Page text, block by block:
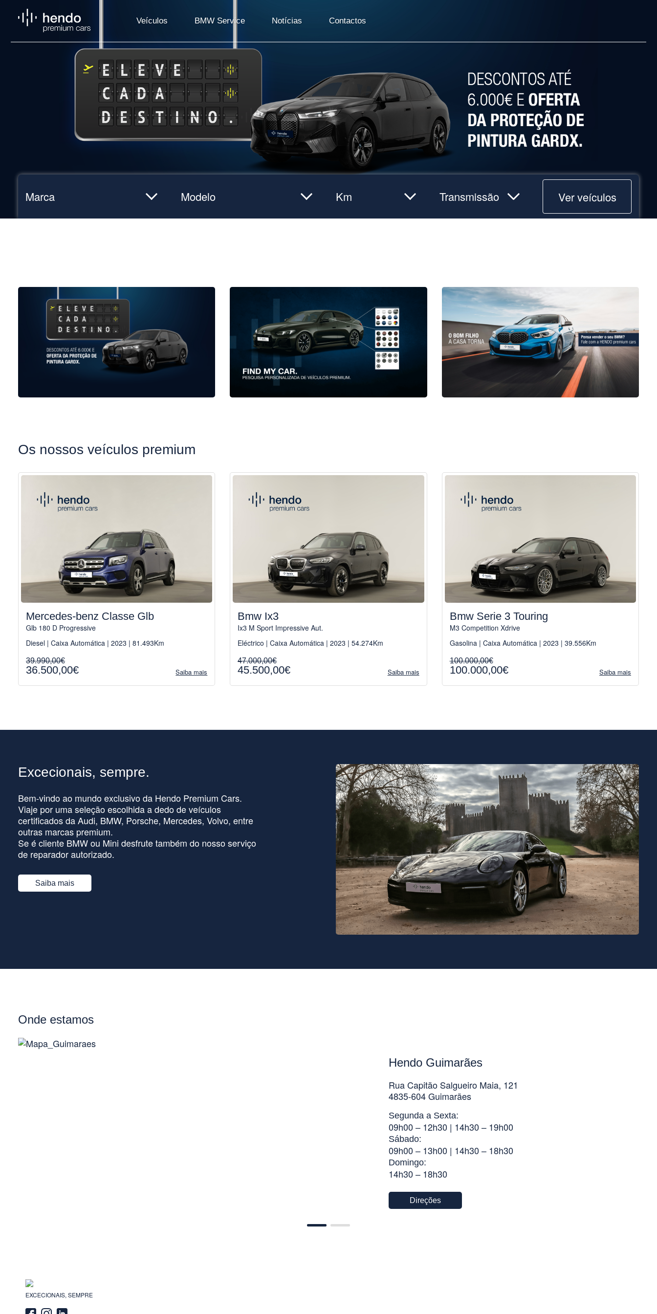
Veículos BMW Service Notícias Contactos
Ver veículos
Os nossos veículos premium
Mercedes-benz Classe Glb
Glb 180 D Progressive
Diesel | Caixa Automática | 2023 | 81.493Km
39.990,00€
36.500,00€ Saiba mais
Bmw Ix3
Ix3 M Sport Impressive Aut.
Eléctrico | Caixa Automática | 2023 | 54.274Km
47.000,00€
45.500,00€ Saiba mais
Bmw Serie 3 Touring
M3 Competition Xdrive
Gasolina | Caixa Automática | 2023 | 39.556Km
100.000,00€
100.000,00€ Saiba mais
Excecionais, sempre.
Bem-vindo ao mundo exclusivo da Hendo Premium Cars.
Viaje por uma seleção escolhida a dedo de veículos
certificados da Audi, BMW, Porsche, Mercedes, Volvo, entre
outras marcas premium.
Se é cliente BMW ou Mini desfrute também do nosso serviço
de reparador autorizado.
Saiba mais
Onde estamos
Hendo Guimarães
Rua Capitão Salgueiro Maia, 121
4835-604 Guimarães
Segunda a Sexta:
09h00 – 12h30 | 14h30 – 19h00
Sábado:
09h00 – 13h00 | 14h30 – 18h30
Domingo:
14h30 – 18h30
Direções
EXCECIONAIS, SEMPRE